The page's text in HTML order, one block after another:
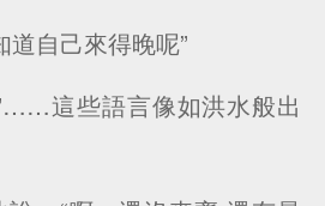
道自己來得晚呢”
這些語言像如洪水般出